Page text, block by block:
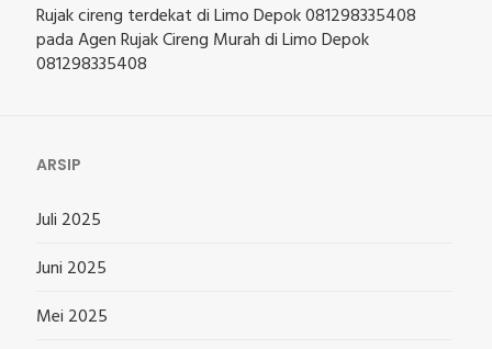
Rujak cireng terdekat di Limo Depok 081298335408
padaAgen Rujak Cireng Murah di Limo Depok
081298335408
ARSIP
Juli 2025
Juni 2025
Mei 2025